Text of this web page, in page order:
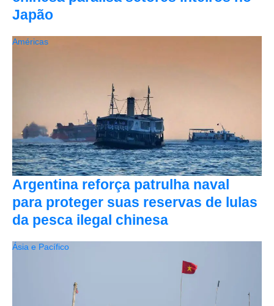
Japão
Argentina reforça patrulha naval
para proteger suas reservas de lulas
da pesca ilegal chinesa
Américas
Ásia e Pacífico